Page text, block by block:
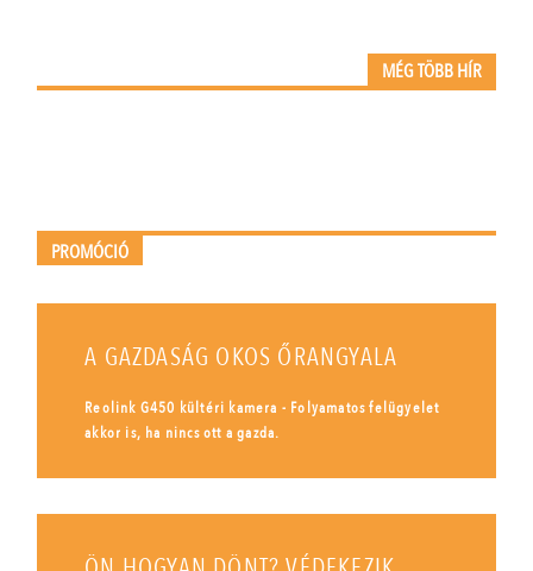
MÉG TÖBB HÍR
PROMÓCIÓ
A GAZDASÁG OKOS ŐRANGYALA
Reolink G450 kültéri kamera - Folyamatos felügyelet
akkor is, ha nincs ott a gazda.